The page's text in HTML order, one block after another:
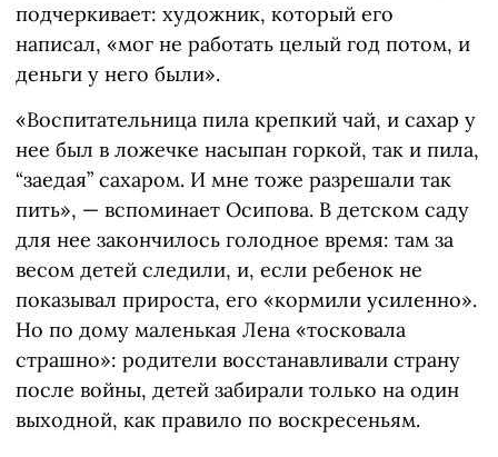
подчеркивает: художник, который его
написал, «мог не работать целый год потом, и
деньги у него были».
«Воспитательница пила крепкий чай, и сахар у
нее был в ложечке насыпан горкой, так и пила,
“заедая” сахаром. И мне тоже разрешали так
пить», — вспоминает Осипова. В детском саду
для нее закончилось голодное время: там за
весом детей следили, и, если ребенок не
показывал прироста, его «кормили усиленно».
Но по дому маленькая Лена «тосковала
страшно»: родители восстанавливали страну
после войны, детей забирали только на один
выходной, как правило по воскресеньям.